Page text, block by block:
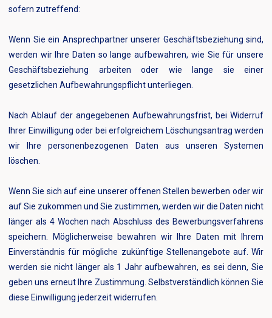
sofern zutreffend:
Wenn Sie ein Ansprechpartner unserer Geschäftsbeziehung sind,
werden wir Ihre Daten so lange aufbewahren, wie Sie für unsere
Geschäftsbeziehung arbeiten oder wie lange sie einer
gesetzlichen Aufbewahrungspflicht unterliegen.
Nach Ablauf der angegebenen Aufbewahrungsfrist, bei Widerruf
Ihrer Einwilligung oder bei erfolgreichem Löschungsantrag werden
wir Ihre personenbezogenen Daten aus unseren Systemen
löschen.
Wenn Sie sich auf eine unserer offenen Stellen bewerben oder wir
auf Sie zukommen und Sie zustimmen, werden wir die Daten nicht
länger als 4 Wochen nach Abschluss des Bewerbungsverfahrens
speichern. Möglicherweise bewahren wir Ihre Daten mit Ihrem
Einverständnis für mögliche zukünftige Stellenangebote auf. Wir
werden sie nicht länger als 1 Jahr aufbewahren, es sei denn, Sie
geben uns erneut Ihre Zustimmung. Selbstverständlich können Sie
diese Einwilligung jederzeit widerrufen.